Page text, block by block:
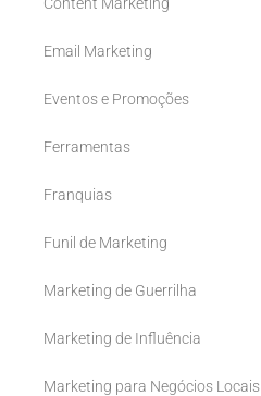
Email Marketing
Eventos e Promoções
Ferramentas
Franquias
Funil de Marketing
Marketing de Guerrilha
Marketing de Influência
Marketing para Negócios Locais